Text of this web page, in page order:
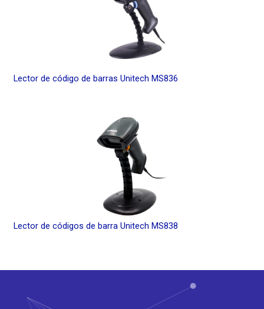
Lector de código de barras Unitech MS836
Lector de códigos de barra Unitech MS838